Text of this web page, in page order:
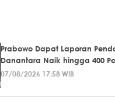
Prabowo Dapat Laporan
Danantara Naik hingga 400
07/08/2026 17:58 WIB